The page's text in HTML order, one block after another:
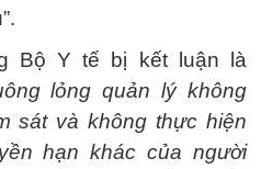
Bộ Y tế bị kết luận là
lỏng quản lý không
sát và không thực hiện
hạn khác của người